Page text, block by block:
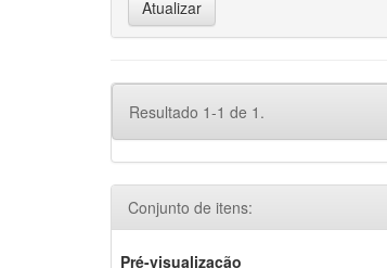
Resultado 1-1 de 1.
Conjunto de itens:
Pré-visualização